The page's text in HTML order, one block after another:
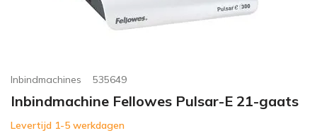
Inbindmachines 535649
Inbindmachine Fellowes Pulsar-E 21-gaats
Levertijd 1-5 werkdagen